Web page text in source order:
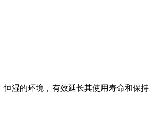
恒湿的环境，有效延长其使用寿命和保持